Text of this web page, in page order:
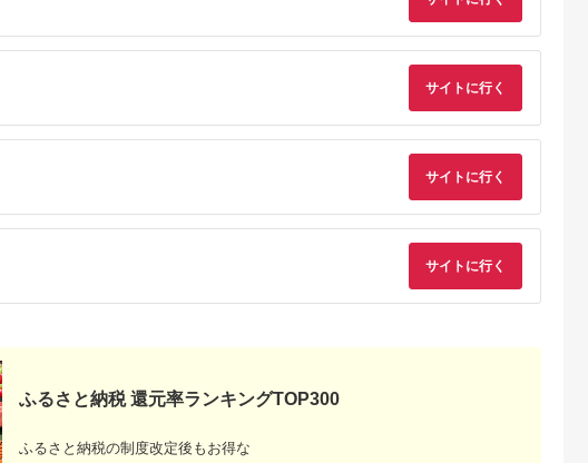
策 30日分 3個セット
(90日分)サプリメント
5.0
日分（30日分×12袋）
ルテイン サプリメン
5.0
サントリー セサミン
バイタル 180粒（約
60日分） [sf061-007]
5.0
27,000
鹿児島県 日置市
【ふるさと納税】ビ
ミンB群(31粒×6袋・
計186粒)鹿児島 日置
市 健康食品 サプリ
養バランス 食生活 安
心安全 ビタミン 【て
まひま堂】
寄付金額:11,000
サイトに行く
サイトに行く
サイトに行く
ふるさと納税 還元率ランキングTOP300
ふるさと納税の制度改定後もお得な